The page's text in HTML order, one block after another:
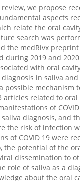
we propose
aspects
relate the oral cavity
search was
the medRivx
during 2019 and
with oral
diagnosis in saliva
possible mechanism
articles related to oral
of COVID
diagnosis, and
the risk of infection
of COVID 19 were
the potential of the
dissemination to
role of saliva as a
about the oral